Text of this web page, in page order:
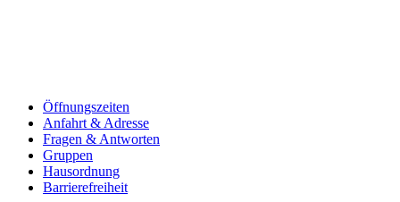
Öffnungszeiten
Anfahrt & Adresse
Fragen & Antworten
Gruppen
Hausordnung
Barrierefreiheit